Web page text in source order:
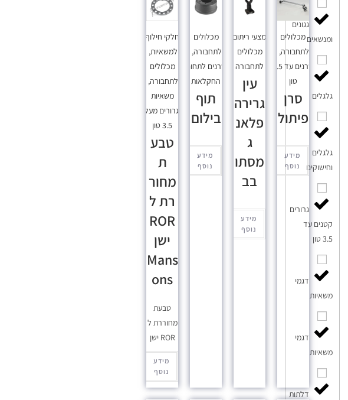
גגונים
ומנשאים
גלגלים
גלגלים
וחישוקים
גרורים
קטנים עד
3.5 טון
דגמי
משאיות
דגמי
משאיות
דלתות
מכלולים
לתחבורה,
סרנים עד 3.5
טון
סרן
פיתול
מידע
נוסף
אמצעי ריתום
מכלולים
לתחבורה
עין
גרירה
פלאנ
ג
מסתו
בב
מידע
נוסף
מכלולים
לתחבורה,
סרנים לתחום
החקלאות
תוף
בילום
מידע
נוסף
חלקי חילוף
למשאיות,
מכלולים
לתחבורה,
משאיות
וגרורים מעל
3.5 טון
טבע
ת
מחור
רת ל
ROR
ישן
Mans
ons
טבעת
מחוררת ל
ROR ישן
מידע
נוסף